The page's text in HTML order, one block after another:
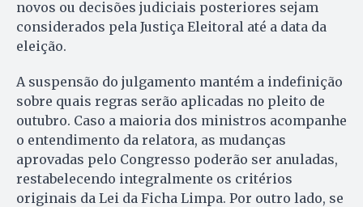
novos ou decisões judiciais posteriores sejam
considerados pela Justiça Eleitoral até a data da
eleição.
A suspensão do julgamento mantém a indefinição
sobre quais regras serão aplicadas no pleito de
outubro. Caso a maioria dos ministros acompanhe
o entendimento da relatora, as mudanças
aprovadas pelo Congresso poderão ser anuladas,
restabelecendo integralmente os critérios
originais da Lei da Ficha Limpa. Por outro lado, se